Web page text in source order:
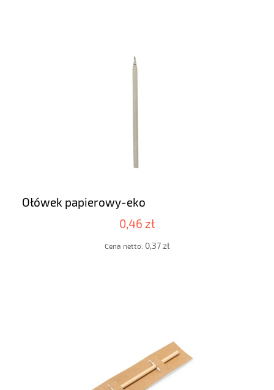
Ołówek papierowy-eko
0,46 zł
Cena netto: 0,37 zł